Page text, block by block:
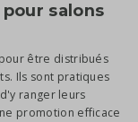
salons
être distribués
Ils sont pratiques
ranger leurs
promotion efficace